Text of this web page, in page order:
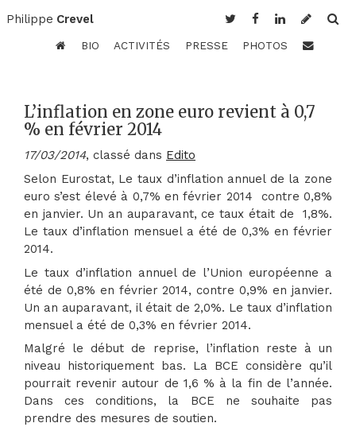
Philippe Crevel
BIO ACTIVITÉS PRESSE PHOTOS
L’inflation en zone euro revient à 0,7
% en février 2014
17/03/2014, classé dans Edito
Selon Eurostat, Le taux d’inflation annuel de la zone
euro s’est élevé à 0,7% en février 2014 contre 0,8%
en janvier. Un an auparavant, ce taux était de 1,8%.
Le taux d’inflation mensuel a été de 0,3% en février
2014.
Le taux d’inflation annuel de l’Union européenne a
été de 0,8% en février 2014, contre 0,9% en janvier.
Un an auparavant, il était de 2,0%. Le taux d’inflation
mensuel a été de 0,3% en février 2014.
Malgré le début de reprise, l’inflation reste à un
niveau historiquement bas. La BCE considère qu’il
pourrait revenir autour de 1,6 % à la fin de l’année.
Dans ces conditions, la BCE ne souhaite pas
prendre des mesures de soutien.